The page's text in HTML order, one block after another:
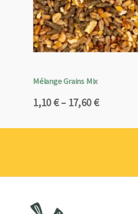
Mélange Grains Mix
1,10€– 17,60€
Plage
prix :